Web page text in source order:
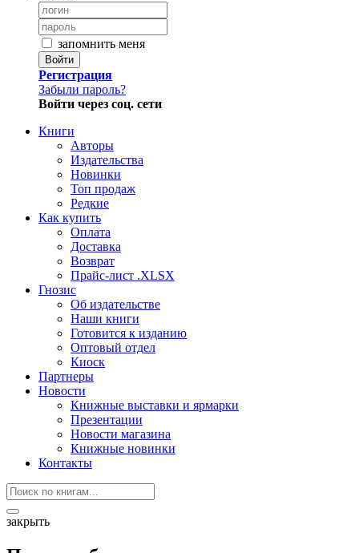
запомнить меня
Войти
Регистрация
Забыли пароль?
Войти через соц. сети
Книги
Авторы
Издательства
Новинки
Топ продаж
Редкие
Как купить
Оплата
Доставка
Возврат
Прайс-лист .XLSX
Гнозис
Об издательстве
Наши книги
Готовится к изданию
Оптовый отдел
Киоск
Партнеры
Новости
Книжные выставки и ярмарки
Презентации
Новости магазина
Книжные новинки
Контакты
закрыть